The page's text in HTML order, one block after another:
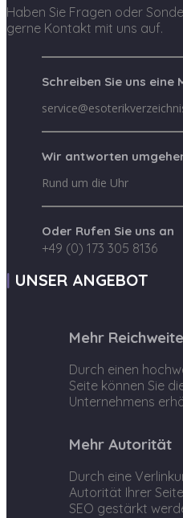
Haben Sie Fragen oder
gerne Kontakt mit uns auf.
Schreiben Sie uns eine
Wir antworten
Rund um die Uhr
Oder Rufen Sie uns an
+49 (0) 173 305 8136
UNSER ANGEBOT
Mehr Reichweite
Durch einen
Seite können Sie
Unternehmens
Mehr Autorität
Durch eine
Autorität Ihrer
SEO gestärkt